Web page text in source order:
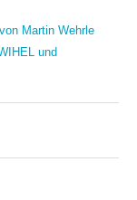
Martin Wehrle
und